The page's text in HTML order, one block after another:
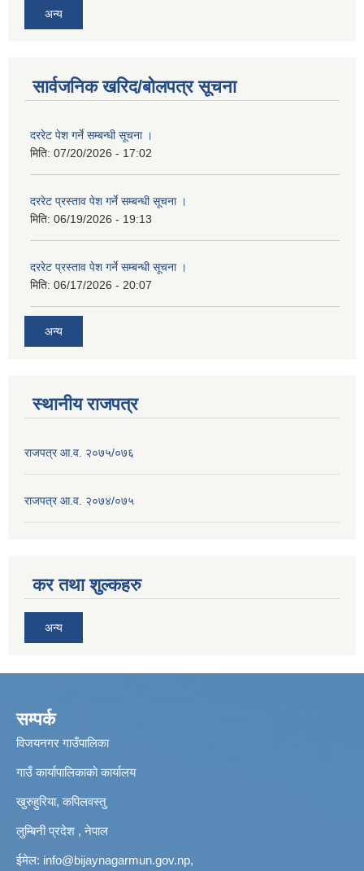
अन्य
सार्वजनिक खरिद/बोलपत्र सूचना
दररेट पेश गर्ने सम्बन्धी सूचना ।
मिति: 07/20/2026 - 17:02
दररेट प्रस्ताव पेश गर्ने सम्बन्धी सूचना ।
मिति: 06/19/2026 - 19:13
दररेट प्रस्ताव पेश गर्ने सम्बन्धी सूचना ।
मिति: 06/17/2026 - 20:07
अन्य
स्थानीय राजपत्र
राजपत्र आ.व. २०७५/०७६
राजपत्र आ.व. २०७४/०७५
कर तथा शुल्कहरु
अन्य
सम्पर्क
विजयनगर गाउँपालिका
गाउँ कार्यापालिकाको कार्यालय
खुरुहुरिया, कपिलवस्तु
लुम्बिनी प्रदेश , नेपाल
ईमेल: info@bijaynagarmun.gov.np,